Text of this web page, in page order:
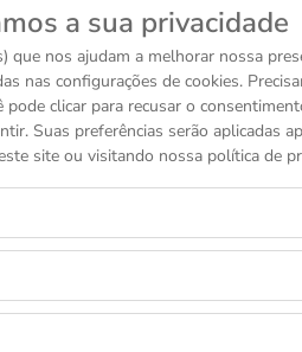
a sua privacidade
que nos ajudam a melhorar nossa
nas configurações de cookies.
clicar para recusar o
Suas preferências serão aplicadas
site ou visitando nossa política de